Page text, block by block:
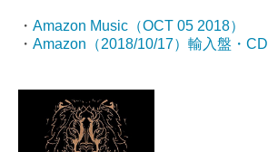
・ Amazon Music（OCT 05 2018）
・ Amazon（2018/10/17）輸入盤・CD